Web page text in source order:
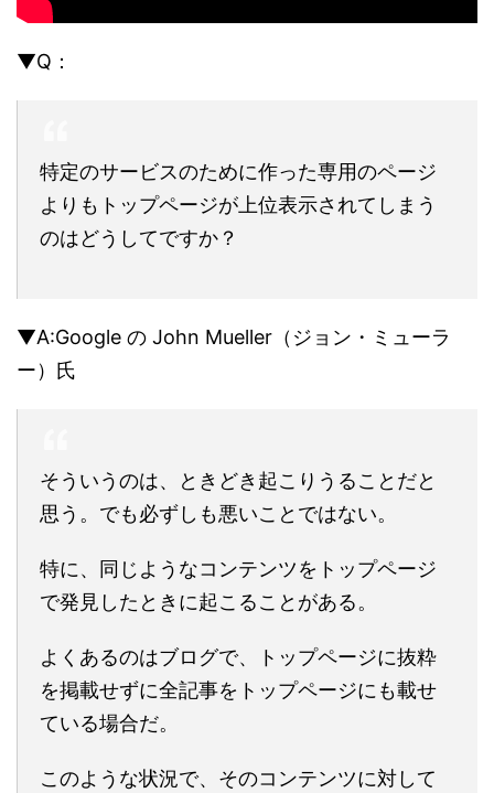
▼Q：
特定のサービスのために作った専用のページ
よりもトップページが上位表示されてしまう
のはどうしてですか？
▼A:Google の John Mueller（ジョン・ミューラ
ー）氏
そういうのは、ときどき起こりうることだと
思う。でも必ずしも悪いことではない。
特に、同じようなコンテンツをトップページ
で発見したときに起こることがある。
よくあるのはブログで、トップページに抜粋
を掲載せずに全記事をトップページにも載せ
ている場合だ。
このような状況で、そのコンテンツに対して